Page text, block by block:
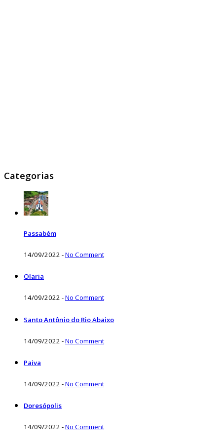
Categorias
Passabém
14/09/2022 -No Comment
Olaria
14/09/2022 -No Comment
Santo Antônio do Rio Abaixo
14/09/2022 -No Comment
Paiva
14/09/2022 -No Comment
Doresópolis
14/09/2022 -No Comment